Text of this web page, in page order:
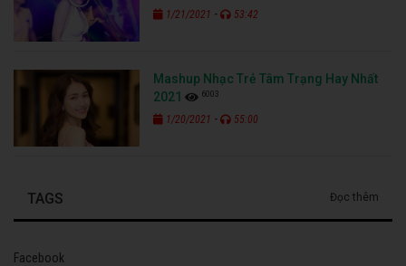
1/21/2021 - 53:42
Mashup Nhạc Trẻ Tâm Trạng Hay Nhất
2021
6003
1/20/2021 - 55:00
TAGS Đọc thêm
Facebook